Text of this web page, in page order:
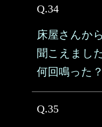
Q.34
床屋さんか
聞こえました
何回鳴った？
Q.35